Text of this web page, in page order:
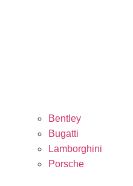
Bentley
Bugatti
Lamborghini
Porsche